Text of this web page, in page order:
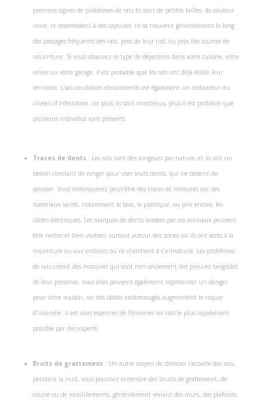
premiers signes de problèmes de rats Ils sont de petites tailles, de couleur
noire, et ressemblent à des capsules. Ils se trouvent généralement le long
des passages fréquents des rats, près de leur nid, ou près des sources de
nourriture. Si vous observez ce type de déjections dans votre cuisine, votre
cellier ou votre garage, il est probable que les rats ont déjà établi leur
territoire. L’accumulation d’excréments est également un indicateur du
niveau d’infestation, car plus ils sont nombreux, plus il est probable que
plusieurs individus sont présents.
Traces de dents : Les rats sont des rongeurs par nature, et ils ont un
besoin constant de ronger pour user leurs dents, qui ne cessent de
pousser. Vous remarquerez peut-être des traces de morsures sur des
matériaux variés, notamment le bois, le plastique, ou pire encore, les
câbles électriques. Les marques de dents laissées par ces animaux peuvent
être nettes et bien visibles, surtout autour des zones où ils ont accès à la
nourriture ou aux endroits où ils cherchent à s’introduire. Les problèmes
de rats créent des morsures qui sont non seulement des preuves tangibles
de leur présence, mais elles peuvent également représenter un danger
pour votre maison, car des câbles endommagés augmentent le risque
d’incendie. Il est alors essentiel de l’éliminer les rats le plus rapidement
possible par des experts.
Bruits de grattement : Un autre moyen de détecter l’activité des rats,
pendant la nuit, vous pourriez entendre des bruits de grattement, de
course ou de mordillements, généralement venant des murs, des plafonds